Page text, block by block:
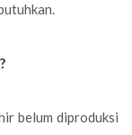
belum diproduksi